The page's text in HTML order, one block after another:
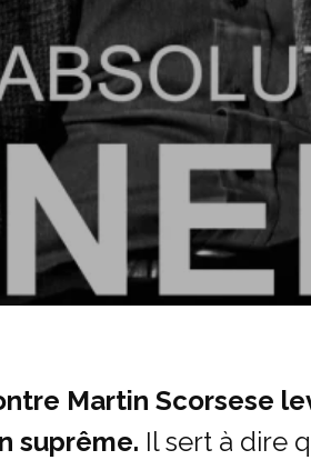
Martin Scorsese
suprême. Il sert à dire